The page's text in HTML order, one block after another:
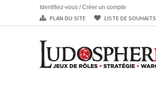
Identifiez-vous /Créer un compte
PLAN DU SITE LISTE DE SOUHAITS